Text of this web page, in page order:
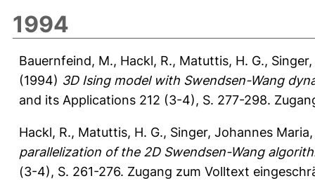
1994
Bauernfeind, M., Hackl, R., Matuttis, H. G.,
(1994) 3D Ising model with Swendsen-Wang
and its Applications 212 (3-4), S. 277-298.
Hackl, R., Matuttis, H. G., Singer, Johannes Maria
parallelization of the 2D Swendsen-Wang
(3-4), S. 261-276. Zugang zum Volltext